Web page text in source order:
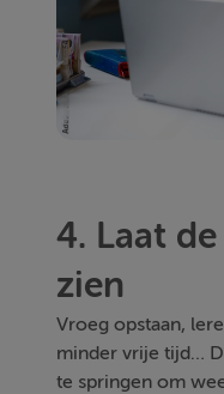
4. Laat
zien
Vroeg opstaan,
minder vrije tijd…
te springen om